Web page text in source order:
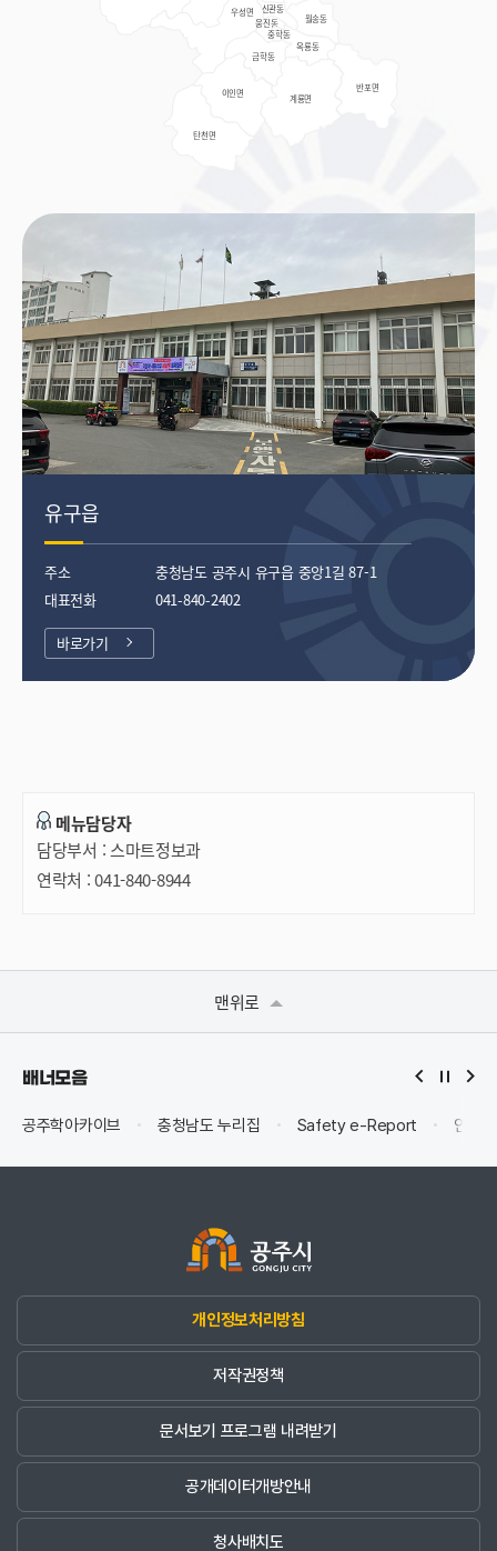
이인면
탄천면
계룡면
반포면
우성면
중학동
웅진동
금학동
옥룡동
신관동
월송동
유구읍
주소
충청남도 공주시 유구읍 중앙1길 87-1​
대표전화
041-840-2402
바로가기
메뉴담당자
담당부서 : 스마트정보과
연락처 :041-840-8944
맨위로
배너모음
공주학아카이브 충청남도 누리집 Safety e-Report 안전
개인정보처리방침
저작권정책
문서보기 프로그램 내려받기
공개데이터개방안내
청사배치도